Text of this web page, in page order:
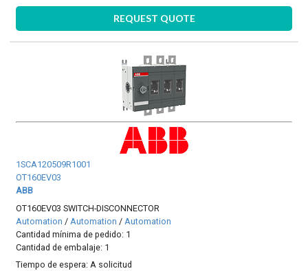
REQUEST QUOTE
1SCA120509R1001
OT160EV03
ABB
OT160EV03 SWITCH-DISCONNECTOR
Automation / Automation / Automation
Cantidad mínima de pedido: 1
Cantidad de embalaje: 1
Tiempo de espera:A solicitud